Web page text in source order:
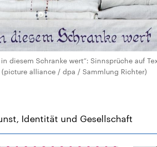
diesem Schranke wert“: Sinnsprüche auf
alliance / dpa / Sammlung Richter)
Identität und Gesellschaft